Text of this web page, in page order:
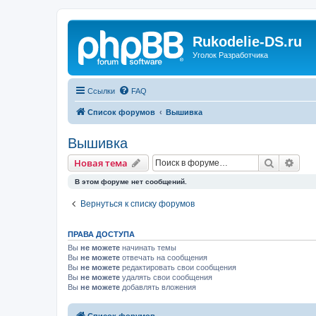
Rukodelie-DS.ru
Уголок Разработчика
Ссылки FAQ
Список форумов Вышивка
Вышивка
Новая тема Поиск
В этом форуме нет сообщений.
Вернуться к списку форумов
ПРАВА ДОСТУПА
Вы не можете начинать темы
Вы не можете отвечать на сообщения
Вы не можете редактировать свои сообщения
Вы не можете удалять свои сообщения
Вы не можете добавлять вложения